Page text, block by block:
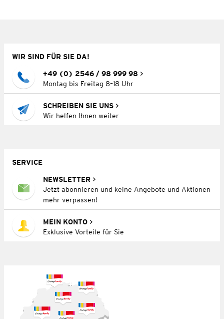
WIR SIND FÜR SIE DA!
+49 (0) 2546 / 98 999 98
Montag bis Freitag 8–18 Uhr
SCHREIBEN SIE UNS
Wir helfen Ihnen weiter
SERVICE
NEWSLETTER
Jetzt abonnieren und keine Angebote und Aktionen
mehr verpassen!
MEIN KONTO
Exklusive Vorteile für Sie